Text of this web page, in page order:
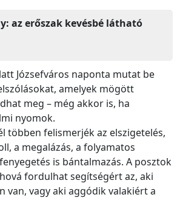
az erőszak kevésbé látható
Józsefváros naponta mutat be
amelyek mögött
meg – még akkor is, ha
nyomok.
többen felismerjék az elszigetelés,
a megalázás, a folyamatos
is bántalmazás. A posztok
fordulhat segítségért az, aki
van, vagy aki aggódik valakiért a